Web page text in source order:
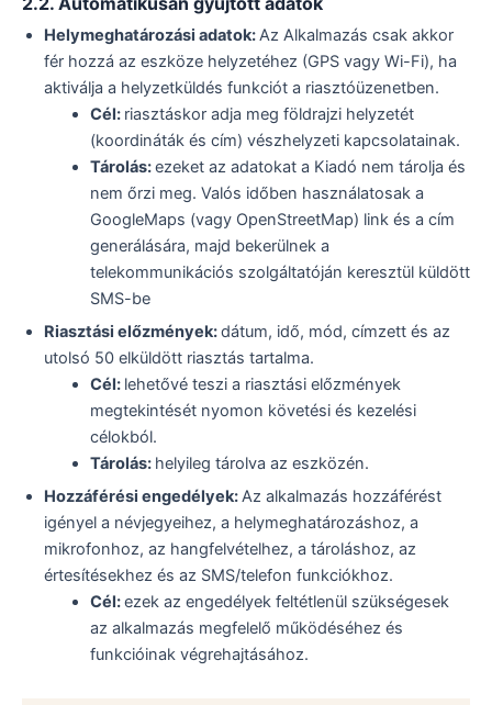
Helymeghatározási adatok:Az Alkalmazás csak akkor
fér hozzá az eszköze helyzetéhez (GPS vagy Wi-Fi), ha
aktiválja a helyzetküldés funkciót a riasztóüzenetben.
Cél: riasztáskor adja meg földrajzi helyzetét
(koordináták és cím) vészhelyzeti kapcsolatainak.
Tárolás:ezeket az adatokat a Kiadó nem tárolja és
nem őrzi meg. Valós időben használatosak a
GoogleMaps (vagy OpenStreetMap) link és a cím
generálására, majd bekerülnek a
telekommunikációs szolgáltatóján keresztül küldött
SMS-be
Riasztási előzmények:dátum, idő, mód, címzett és az
utolsó 50 elküldött riasztás tartalma.
Cél: lehetővé teszi a riasztási előzmények
megtekintését nyomon követési és kezelési
célokból.
Tárolás: helyileg tárolva az eszközén.
Hozzáférési engedélyek:Az alkalmazás hozzáférést
igényel a névjegyeihez, a helymeghatározáshoz, a
mikrofonhoz, az hangfelvételhez, a tároláshoz, az
értesítésekhez és az SMS/telefon funkciókhoz.
Cél:ezek az engedélyek feltétlenül szükségesek
az alkalmazás megfelelő működéséhez és
funkcióinak végrehajtásához.